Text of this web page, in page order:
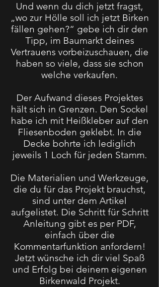
Und wenn du dich jetzt fragst,
„wo zur Hölle soll ich jetzt Birken
fällen gehen?“ gebe ich dir den
Tipp, im Baumarkt deines
Vertrauens vorbeizuschauen, die
haben so viele, dass sie schon
welche verkaufen.
Der Aufwand dieses Projektes
hält sich in Grenzen. Den Sockel
habe ich mit Heißkleber auf den
Fliesenboden geklebt. In die
Decke bohrte ich lediglich
jeweils 1 Loch für jeden Stamm.
Die Materialien und Werkzeuge,
die du für das Projekt brauchst,
sind unter dem Artikel
aufgelistet. Die Schritt für Schritt
Anleitung gibt es per PDF,
einfach über die
Kommentarfunktion anfordern!
Jetzt wünsche ich dir viel Spaß
und Erfolg bei deinem eigenen
Birkenwald Projekt.